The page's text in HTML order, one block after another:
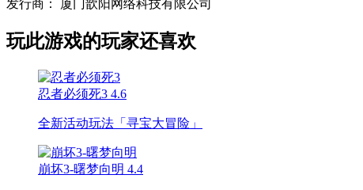
发行商： 厦门歆阳网络科技有限公司
玩此游戏的玩家还喜欢
忍者必须死3 4.6
全新活动玩法「寻宝大冒险」
崩坏3-曙梦向明 4.4